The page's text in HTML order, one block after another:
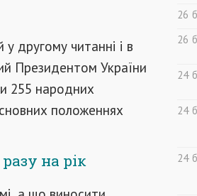
другому читанні і в
Президентом України
255 народних
положеннях
на рік
26
26
24
24
24